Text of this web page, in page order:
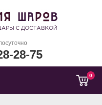
28-75
0